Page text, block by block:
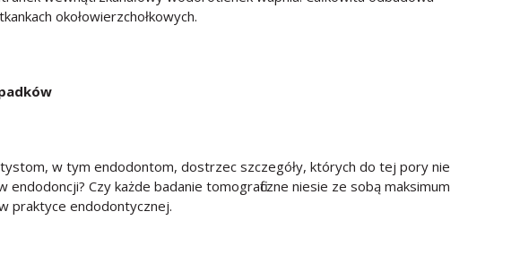
okołowierzchołkowych.
ów
w tym endodontom, dostrzec szczegóły, których do tej pory nie
Czy każde badanie tomograficzne niesie ze sobą maksimum
praktyce endodontycznej.